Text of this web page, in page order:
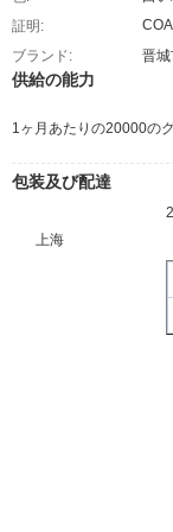
証明:
COA
ブランド:
晋
供給の能力
1ヶ月あたりの20000の
包装及び配達
上海